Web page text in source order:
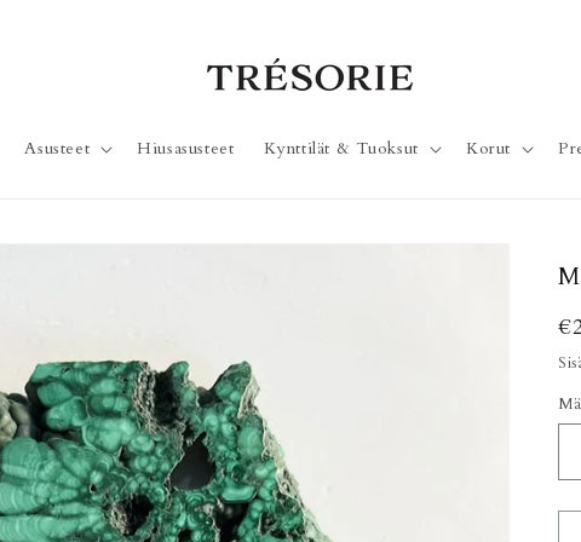
Asusteet Hiusasusteet Kynttilät & Tuoksut Korut